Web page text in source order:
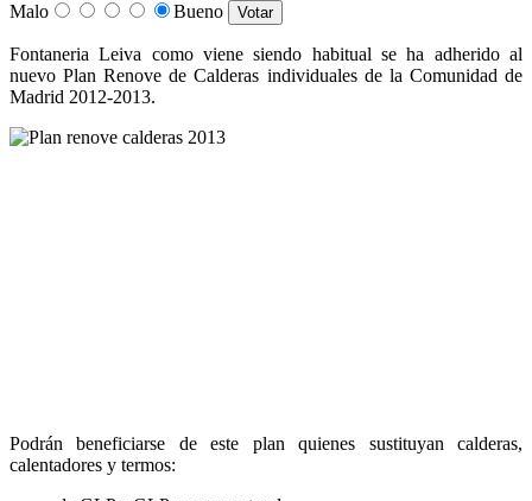
Malo
Bueno
Fontaneria Leiva como viene siendo habitual se ha adherido al
nuevo Plan Renove de Calderas individuales de la Comunidad de
Madrid 2012-2013.
Podrán beneficiarse de este plan quienes sustituyan calderas,
calentadores y termos: